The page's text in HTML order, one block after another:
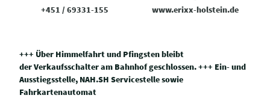
+451 / 69331-155 www.erixx-holstein.de
+++ Über Himmelfahrt und Pfingsten bleibt
der Verkaufsschalter am Bahnhof geschlossen. +++ Ein- und
Ausstiegsstelle, NAH.SH Servicestelle sowie
Fahrkartenautomat